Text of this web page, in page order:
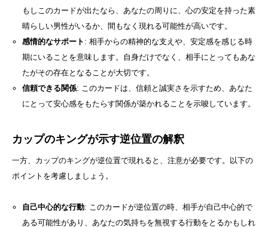
もしこのカードが出たなら、あなたの周りに、心の安定を持った素
晴らしい男性がいるか、間もなく現れる可能性が高いです。
感情的なサポート : 相手からの精神的な支えや、安定感を感じる時
期にいることを意味します。自身だけでなく、相手にとってもあな
たがその存在となることが大切です。
信頼できる関係: このカードは、信頼と誠実さを示すため、あなた
にとって安心感をもたらす関係が築かれることを示唆しています。
カップのキングが示す逆位置の解釈
一方、カップのキングが逆位置で現れると、注意が必要です。以下の
ポイントを考慮しましょう。
自己中心的な行動: このカードが逆位置の時、相手が自己中心的で
ある可能性があり、あなたの気持ちを無視する行動をとるかもしれ